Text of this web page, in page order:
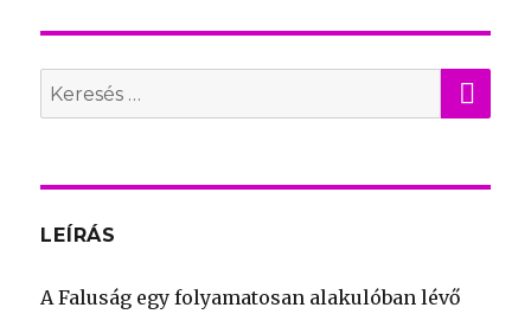
Search
for:
LEÍRÁS
A Faluság egy folyamatosan alakulóban lévő